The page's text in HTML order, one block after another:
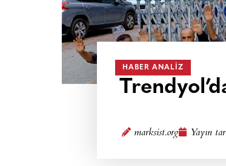
HABER ANALIZ
marksist.org Yayın